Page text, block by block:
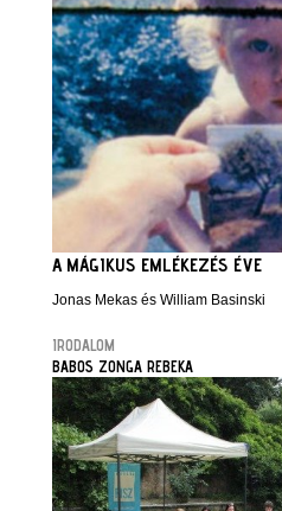
A MÁGIKUS EMLÉKEZÉS ÉVE
Jonas Mekas és William Basinski
IRODALOM
BABOS ZONGA REBEKA